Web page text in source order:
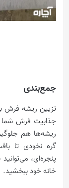
جمع‌بندی
تزیین ریشه فرش
جذابیت فرش شما
ریشه‌ها هم
گره نخودی تا
پنجره‌ای،
خانه خود ببخشید.